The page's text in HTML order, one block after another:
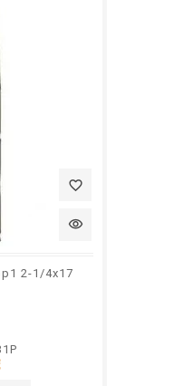
favorite_border
visibility
2-1/4x17